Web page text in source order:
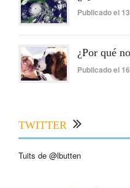
Publicado el
¿Por qué
Publicado el
TWITTER
Tuits de @lbutten